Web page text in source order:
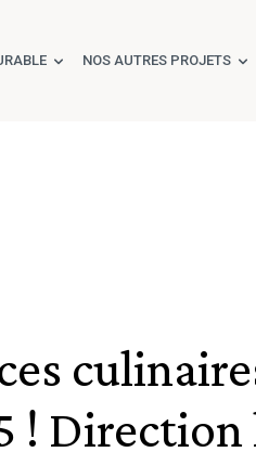
NOS AUTRES PROJETS
! Direction